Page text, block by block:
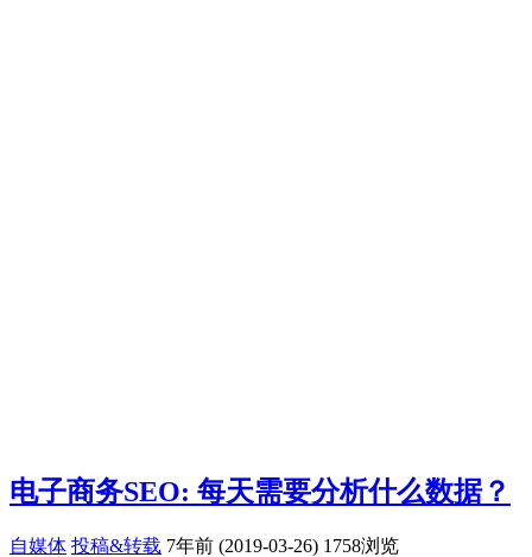
电子商务SEO: 每天需要分析什么数据？
自媒体 投稿&转载 7年前 (2019-03-26) 1758浏览